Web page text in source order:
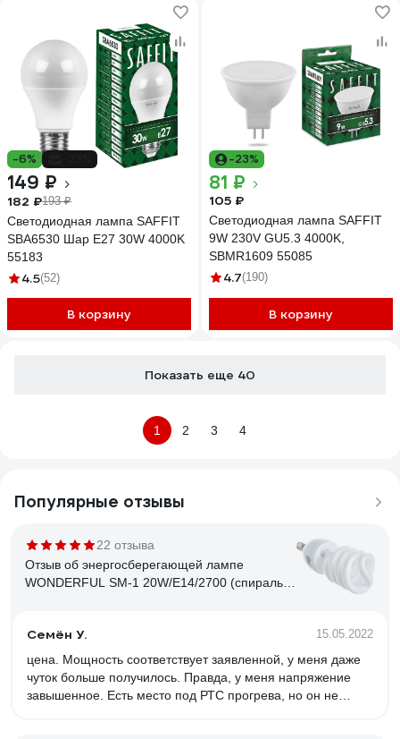
-6%
149 ₽
182 ₽193 ₽
Светодиодная лампа SAFFIT
SBA6530 Шар E27 30W 4000K
55183
4.5(52)
В корзину
-23%
81 ₽
105 ₽
Светодиодная лампа SAFFIT
9W 230V GU5.3 4000K,
SBMR1609 55085
4.7(190)
В корзину
Показать еще 40
1 2 3 4
Популярные отзывы
22 отзыва
Отзыв об энергосберегающей лампе
WONDERFUL SM-1 20W/E14/2700 (спираль)
Семён У. 15.05.2022
цена. Мощность соответствует заявленной, у меня даже
чуток больше получилось. Правда, у меня напряжение
завышенное. Есть место под РТС прогрева, но он не